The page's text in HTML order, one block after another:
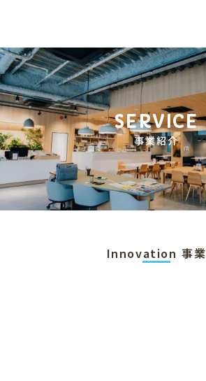
SERVICE
事業紹介
Innovation 事業